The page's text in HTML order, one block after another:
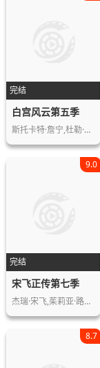
完结
白宫风云第五季
斯托卡特·詹宁,杜勒·希尔,艾莉森·珍…
完结
9.0
宋飞正传第七季
杰瑞·宋飞,茱莉亚·路易斯-德瑞弗斯,…
8.7